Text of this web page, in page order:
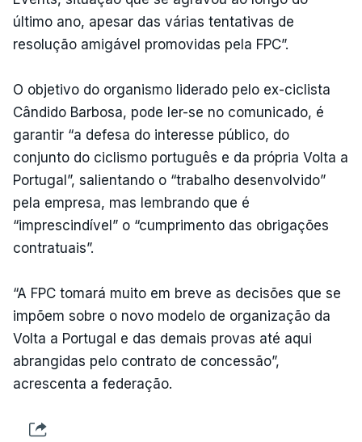
último ano, apesar das várias tentativas de
resolução amigável promovidas pela FPC”.
O objetivo do organismo liderado pelo ex-ciclista
Cândido Barbosa, pode ler-se no comunicado, é
garantir “a defesa do interesse público, do
conjunto do ciclismo português e da própria Volta a
Portugal”, salientando o “trabalho desenvolvido”
pela empresa, mas lembrando que é
“imprescindível” o “cumprimento das obrigações
contratuais”.
“A FPC tomará muito em breve as decisões que se
impõem sobre o novo modelo de organização da
Volta a Portugal e das demais provas até aqui
abrangidas pelo contrato de concessão”,
acrescenta a federação.